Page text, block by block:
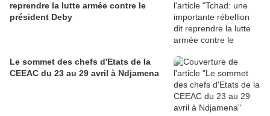
reprendre la lutte armée contre le
président Deby
Le sommet des chefs d'Etats de la
CEEAC du 23 au 29 avril à Ndjamena